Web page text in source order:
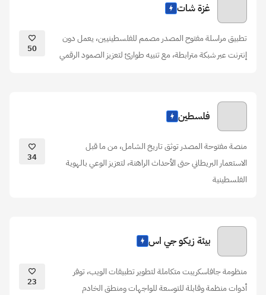
غزة شات
تطبيق مراسلة مفتوح المصدر مصمم للفلسطينيين، يعمل دون
إنترنت عبر شبكة مترابطة، مع تنبيه طوارئ لتعزيز الصمود الرقمي
50
فلسطين
منصة مفتوحة المصدر توثق تاريخ الشامل، من ما قبل
الاستعمار البريطاني حتى الأحداث الراهنة، لتعزيز الوعي بالهوية
الفلسطينية
34
بيئة زيكو جي اس
منظومة جافاسكريبت متكاملة لتطوير تطبيقات الويب، توفر
أدوات منظمة وقابلة للتوسعة للواجهات ومنطق الخادم
23